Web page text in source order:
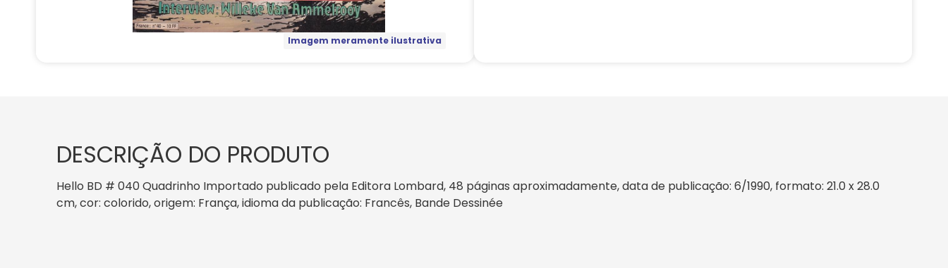
Imagem meramente ilustrativa
DESCRIÇÃO DO PRODUTO
Hello BD # 040 Quadrinho Importado publicado pela Editora Lombard, 48 páginas aproximadamente, data de publicação: 6/1990, formato: 21.0 x 28.0
cm, cor: colorido, origem: França, idioma da publicação: Francês, Bande Dessinée